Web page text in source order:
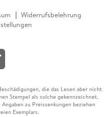
Widerrufsbelehrung
die das Lesen aber nicht
Stempel als solche gekennzeichnet.
zu Preissenkungen beziehen
Exemplars.